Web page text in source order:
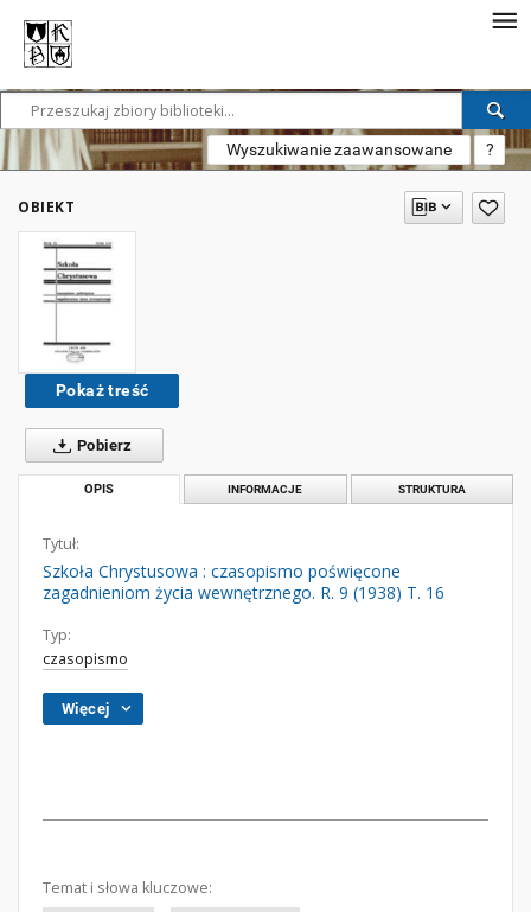
Wyszukiwanie zaawansowane ?
OBIEKT
Pokaż treść
Pobierz
OPIS INFORMACJE STRUKTURA
Tytuł:
Szkoła Chrystusowa : czasopismo poświęcone
zagadnieniom życia wewnętrznego. R. 9 (1938) T. 16
Typ:
czasopismo
Więcej
Temat i słowa kluczowe: